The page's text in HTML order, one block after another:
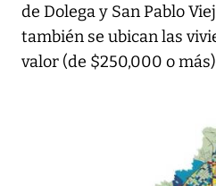
de Dolega y San Pablo
también se ubican las
valor (de $250,000 o